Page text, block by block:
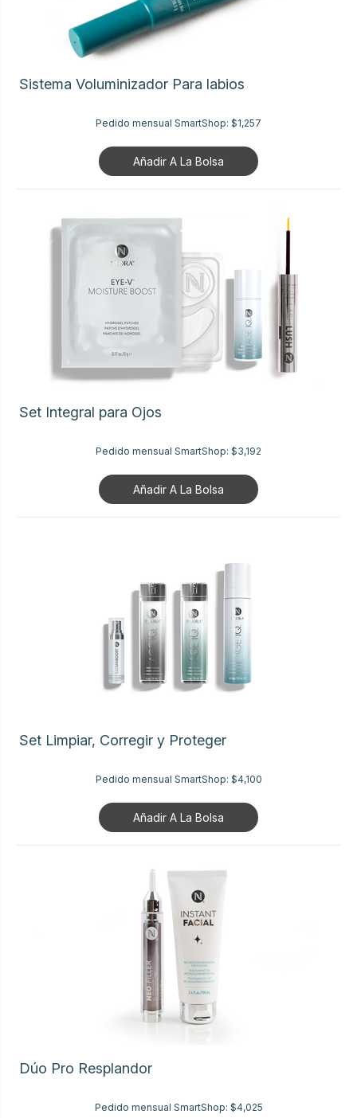
Sistema Voluminizador Para labios
Pedido mensual SmartShop: $1,257
Añadir A La Bolsa
Set Integral para Ojos
Pedido mensual SmartShop: $3,192
Añadir A La Bolsa
Set Limpiar, Corregir y Proteger
Pedido mensual SmartShop: $4,100
Añadir A La Bolsa
Dúo Pro Resplandor
Pedido mensual SmartShop: $4,025